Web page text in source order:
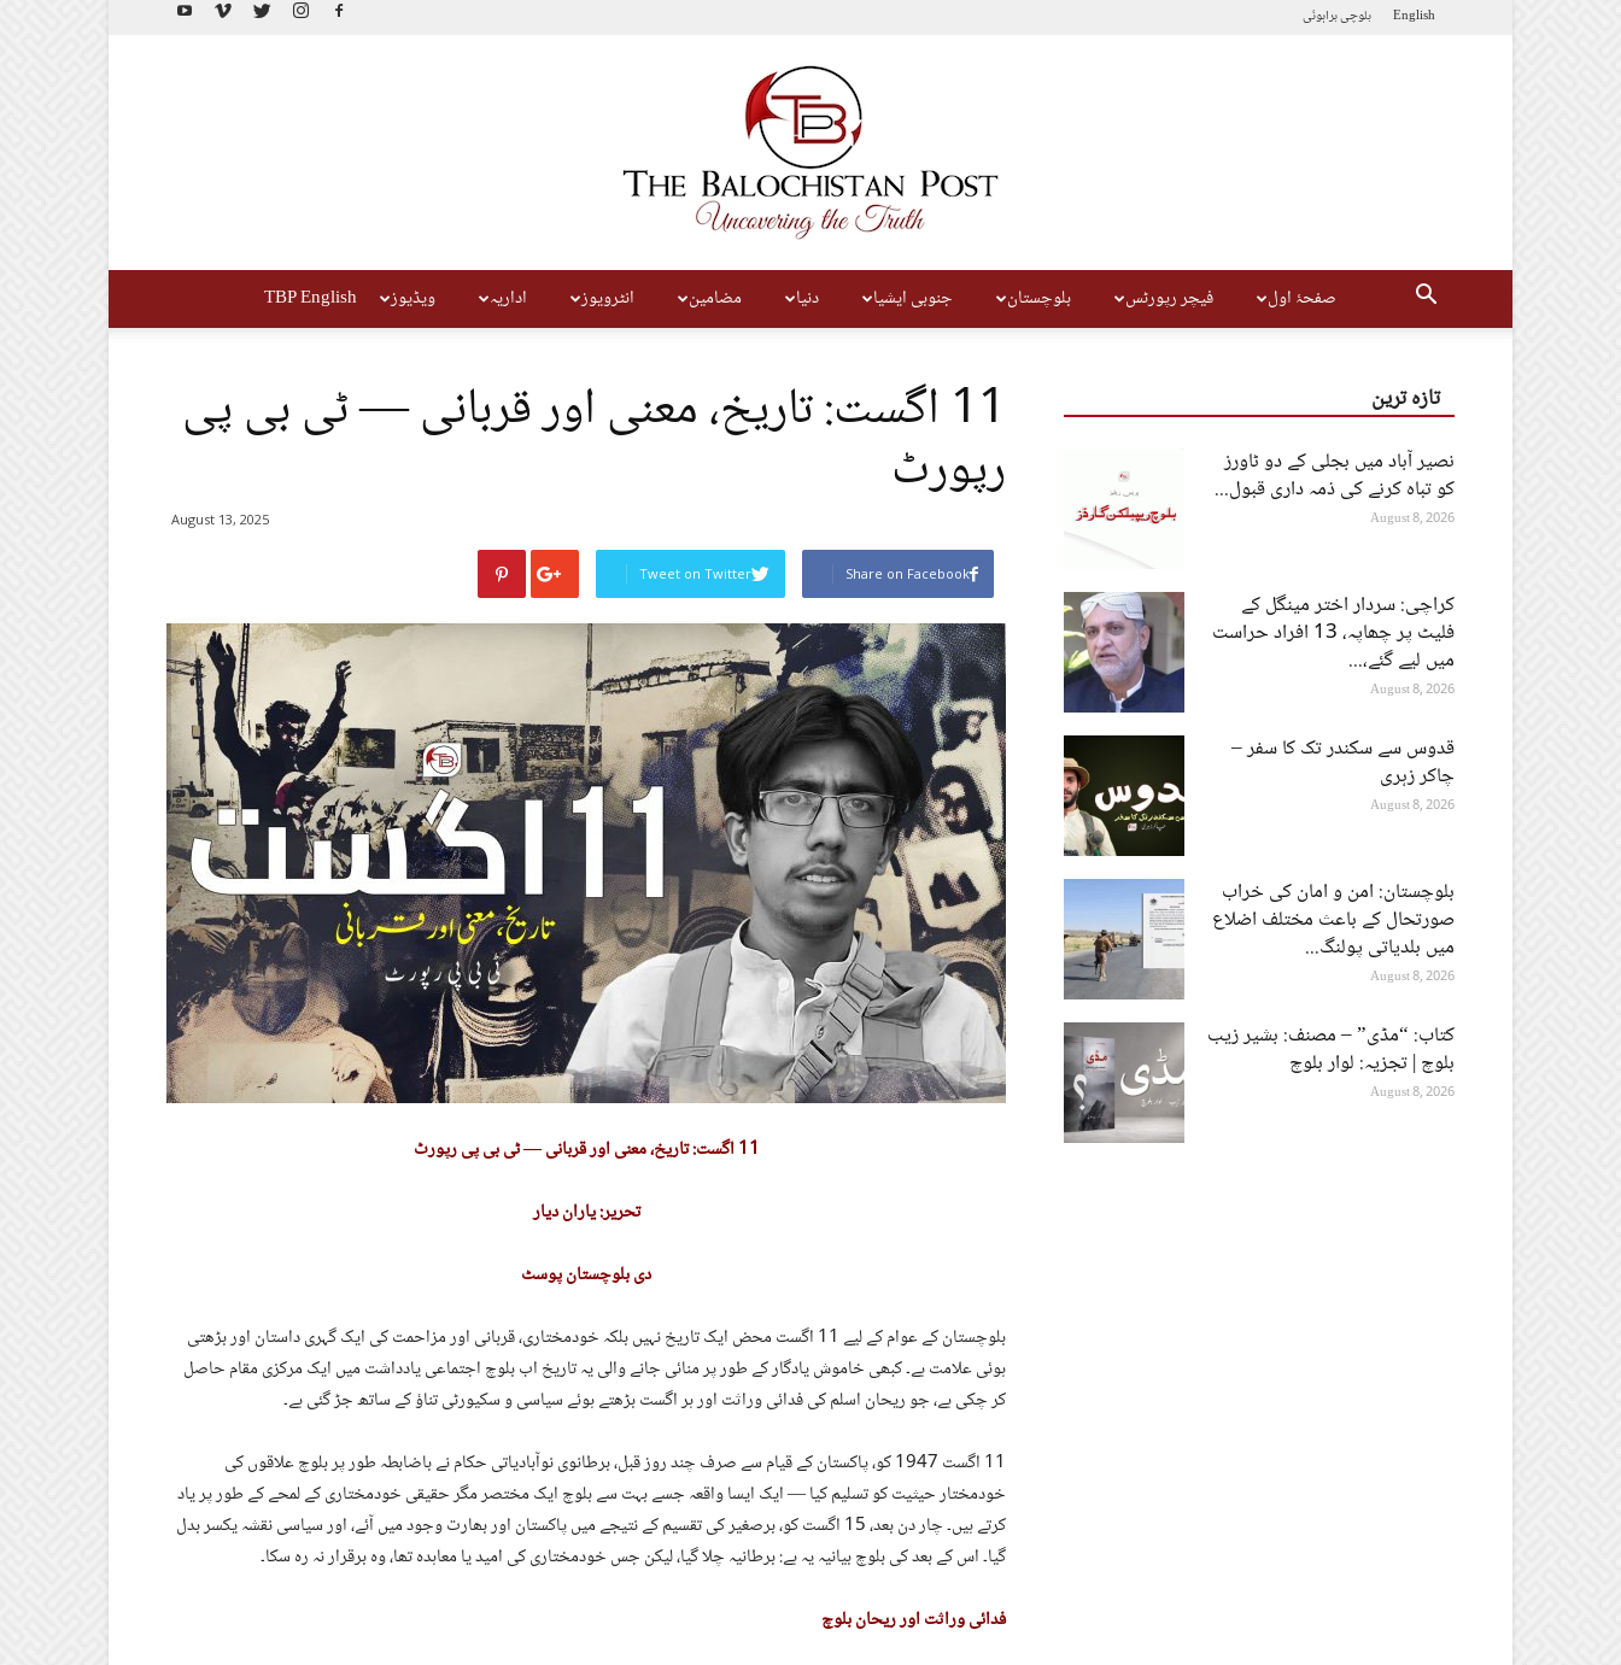
English بلوچیبراہوئی
Post
صفحۂ اول فیچر رپورٹس بلوچستان جنوبی ایشیا دنیا مضامین انٹرویوز اداریہ ویڈیوز TBP English
11 اگست: تاریخ، معنی اور قربانی — ٹی بی پی
رپورٹ
August 13, 2025
Share on Facebook
Tweet on Twitter
11 اگست: تاریخ، معنی اور قربانی — ٹی بی پی رپورٹ
تحریر: یاران دیار
دی بلوچستان پوسٹ
بلوچستان کے عوام کے لیے 11 اگست محض ایک تاریخ نہیں بلکہ خودمختاری، قربانی اور مزاحمت کی ایک گہری داستان اور بڑھتی
ہوئی علامت ہے۔ کبھی خاموش یادگار کے طور پر منائی جانے والی یہ تاریخ اب بلوچ اجتماعی یادداشت میں ایک مرکزی مقام حاصل
کر چکی ہے، جو ریحان اسلم کی فدائی وراثت اور ہر اگست بڑھتے ہوئے سیاسی و سکیورٹی تناؤ کے ساتھ جڑ گئی ہے۔
11 اگست 1947 کو، پاکستان کے قیام سے صرف چند روز قبل، برطانوی نوآبادیاتی حکام نے باضابطہ طور پر بلوچ علاقوں کی
خودمختار حیثیت کو تسلیم کیا — ایک ایسا واقعہ جسے بہت سے بلوچ ایک مختصر مگر حقیقی خودمختاری کے لمحے کے طور پر یاد
کرتے ہیں۔ چار دن بعد، 15 اگست کو، برصغیر کی تقسیم کے نتیجے میں پاکستان اور بھارت وجود میں آئے، اور سیاسی نقشہ یکسر بدل
گیا۔ اس کے بعد کی بلوچ بیانیہ یہ ہے: برطانیہ چلا گیا، لیکن جس خودمختاری کی امید یا معاہدہ تھا، وہ برقرار نہ رہ سکا۔
فدائی وراثت اور ریحان بلوچ
تازہ ترین
نصیر آباد میں بجلی کے دو ٹاورز
کو تباہ کرنے کی ذمہ داری قبول...
August 8, 2026
کراچی: سردار اختر مینگل کے
فلیٹ پر چھاپہ، 13 افراد حراست
میں لیے گئے،...
August 8, 2026
قدوس سے سکندر تک کا سفر –
چاکر زہری
August 8, 2026
بلوچستان: امن و امان کی خراب
صورتحال کے باعث مختلف اضلاع
میں بلدیاتی پولنگ...
August 8, 2026
کتاب: “مڈی” – مصنف: بشیر زیب
بلوچ | تجزیہ: لوار بلوچ
August 8, 2026